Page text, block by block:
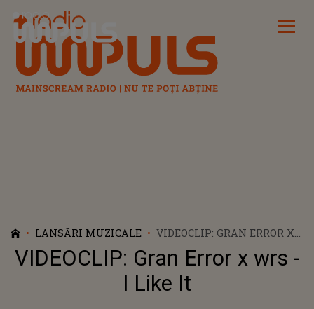
Radio Impuls
LANSĂRI MUZICALE
VIDEOCLIP: GRAN ERROR X
WRS - I LIKE IT
VIDEOCLIP: Gran Error x wrs -
I Like It